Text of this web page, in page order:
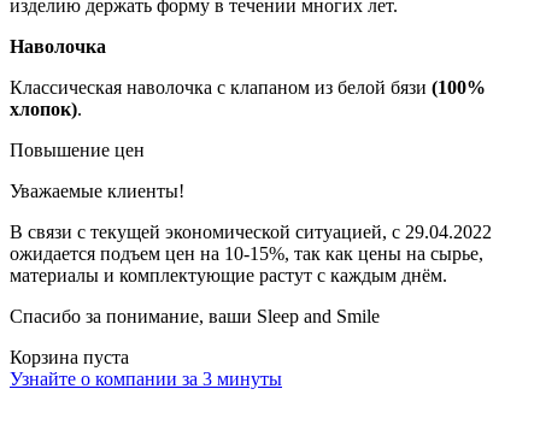
изделию держать форму в течении многих лет.
Наволочка
Классическая наволочка с клапаном из белой бязи (100%
хлопок).
Повышение цен
Уважаемые клиенты!
В связи с текущей экономической ситуацией, с 29.04.2022
ожидается подъем цен на 10-15%, так как цены на сырье,
материалы и комплектующие растут с каждым днём.
Спасибо за понимание, ваши Sleep and Smile
Корзина пуста
Узнайте о компании за 3 минуты